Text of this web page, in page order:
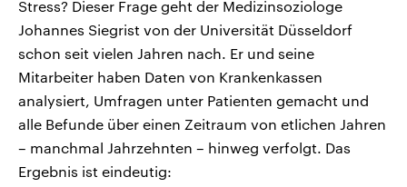
Stress? Dieser Frage geht der Medizinsoziologe
Johannes Siegrist von der Universität Düsseldorf
schon seit vielen Jahren nach. Er und seine
Mitarbeiter haben Daten von Krankenkassen
analysiert, Umfragen unter Patienten gemacht und
alle Befunde über einen Zeitraum von etlichen Jahren
– manchmal Jahrzehnten – hinweg verfolgt. Das
Ergebnis ist eindeutig: